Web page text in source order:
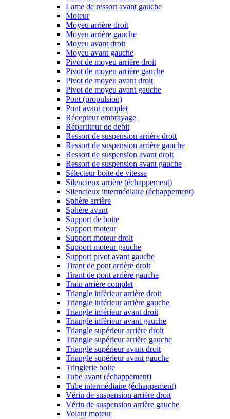
Lame de ressort avant gauche
Moteur
Moyeu arrière droit
Moyeu arrière gauche
Moyeu avant droit
Moyeu avant gauche
Pivot de moyeu arrière droit
Pivot de moyeu arrière gauche
Pivot de moyeu avant droit
Pivot de moyeu avant gauche
Pont (propulsion)
Pont avant complet
Récepteur embrayage
Répartiteur de debit
Ressort de suspension arrière droit
Ressort de suspension arrière gauche
Ressort de suspension avant droit
Ressort de suspension avant gauche
Sélecteur boite de vitesse
Silencieux arrière (échappement)
Silencieux intermédiaire (échappement)
Sphère arrière
Sphère avant
Support de boite
Support moteur
Support moteur droit
Support moteur gauche
Support pivot avant gauche
Tirant de pont arrière droit
Tirant de pont arrière gauche
Train arrière complet
Triangle inférieur arrière droit
Triangle inférieur arrière gauche
Triangle inférieur avant droit
Triangle inférieur avant gauche
Triangle supérieur arrière droit
Triangle supérieur arrière gauche
Triangle supérieur avant droit
Triangle supérieur avant gauche
Tringlerie boite
Tube avant (échappement)
Tube intermédiaire (échappement)
Vérin de suspension arrière droit
Vérin de suspension arrière gauche
Volant moteur